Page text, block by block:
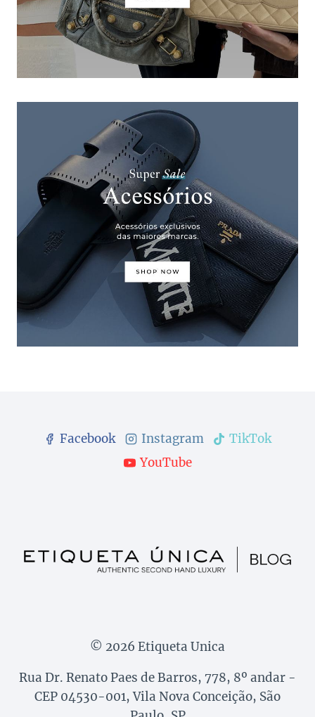
Facebook Instagram
TikTok
YouTube
© 2026 Etiqueta Unica
Rua Dr. Renato Paes de Barros, 778, 8º andar -
CEP 04530-001, Vila Nova Conceição, São